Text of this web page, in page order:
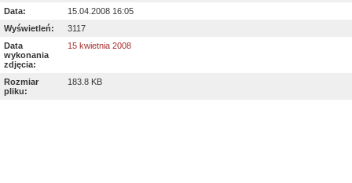
Data:
15.04.2008 16:05
Wyświetleń:
3117
Data
wykonania
zdjęcia:
15 kwietnia 2008
Rozmiar
pliku:
183.8 KB